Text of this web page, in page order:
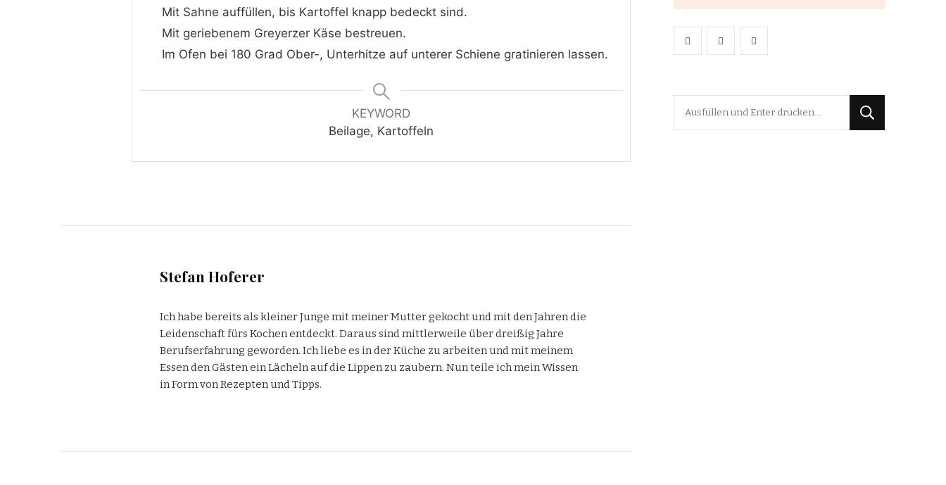
Mit Sahne auffüllen, bis Kartoffel knapp bedeckt sind.
Mit geriebenem Greyerzer Käse bestreuen.
Im Ofen bei 180 Grad Ober-, Unterhitze auf unterer Schiene gratinieren lassen.
KEYWORD
Beilage, Kartoffeln
Stefan Hoferer
Ich habe bereits als kleiner Junge mit meiner Mutter gekocht und mit den Jahren die
Leidenschaft fürs Kochen entdeckt. Daraus sind mittlerweile über dreißig Jahre
Berufserfahrung geworden. Ich liebe es in der Küche zu arbeiten und mit meinem
Essen den Gästen ein Lächeln auf die Lippen zu zaubern. Nun teile ich mein Wissen
in Form von Rezepten und Tipps.
Suchst